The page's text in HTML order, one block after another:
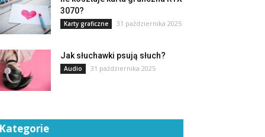
3070?
Karty graficzne 31 października 2025
Jak słuchawki psują słuch?
Audio 31 października 2025
Kategorie